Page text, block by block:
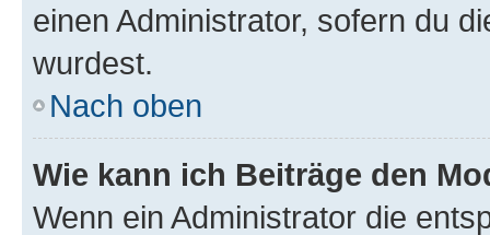
einen Administrator, sofern du
wurdest.
Nach oben
Wie kann ich Beiträge den
Wenn ein Administrator die